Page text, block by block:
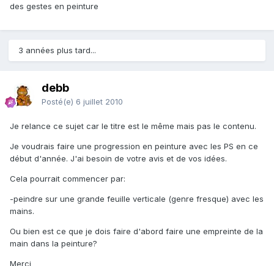
des gestes en peinture
3 années plus tard...
debb
Posté(e) 6 juillet 2010
Je relance ce sujet car le titre est le même mais pas le contenu.
Je voudrais faire une progression en peinture avec les PS en ce
début d'année. J'ai besoin de votre avis et de vos idées.
Cela pourrait commencer par:
-peindre sur une grande feuille verticale (genre fresque) avec les
mains.
Ou bien est ce que je dois faire d'abord faire une empreinte de la
main dans la peinture?
Merci